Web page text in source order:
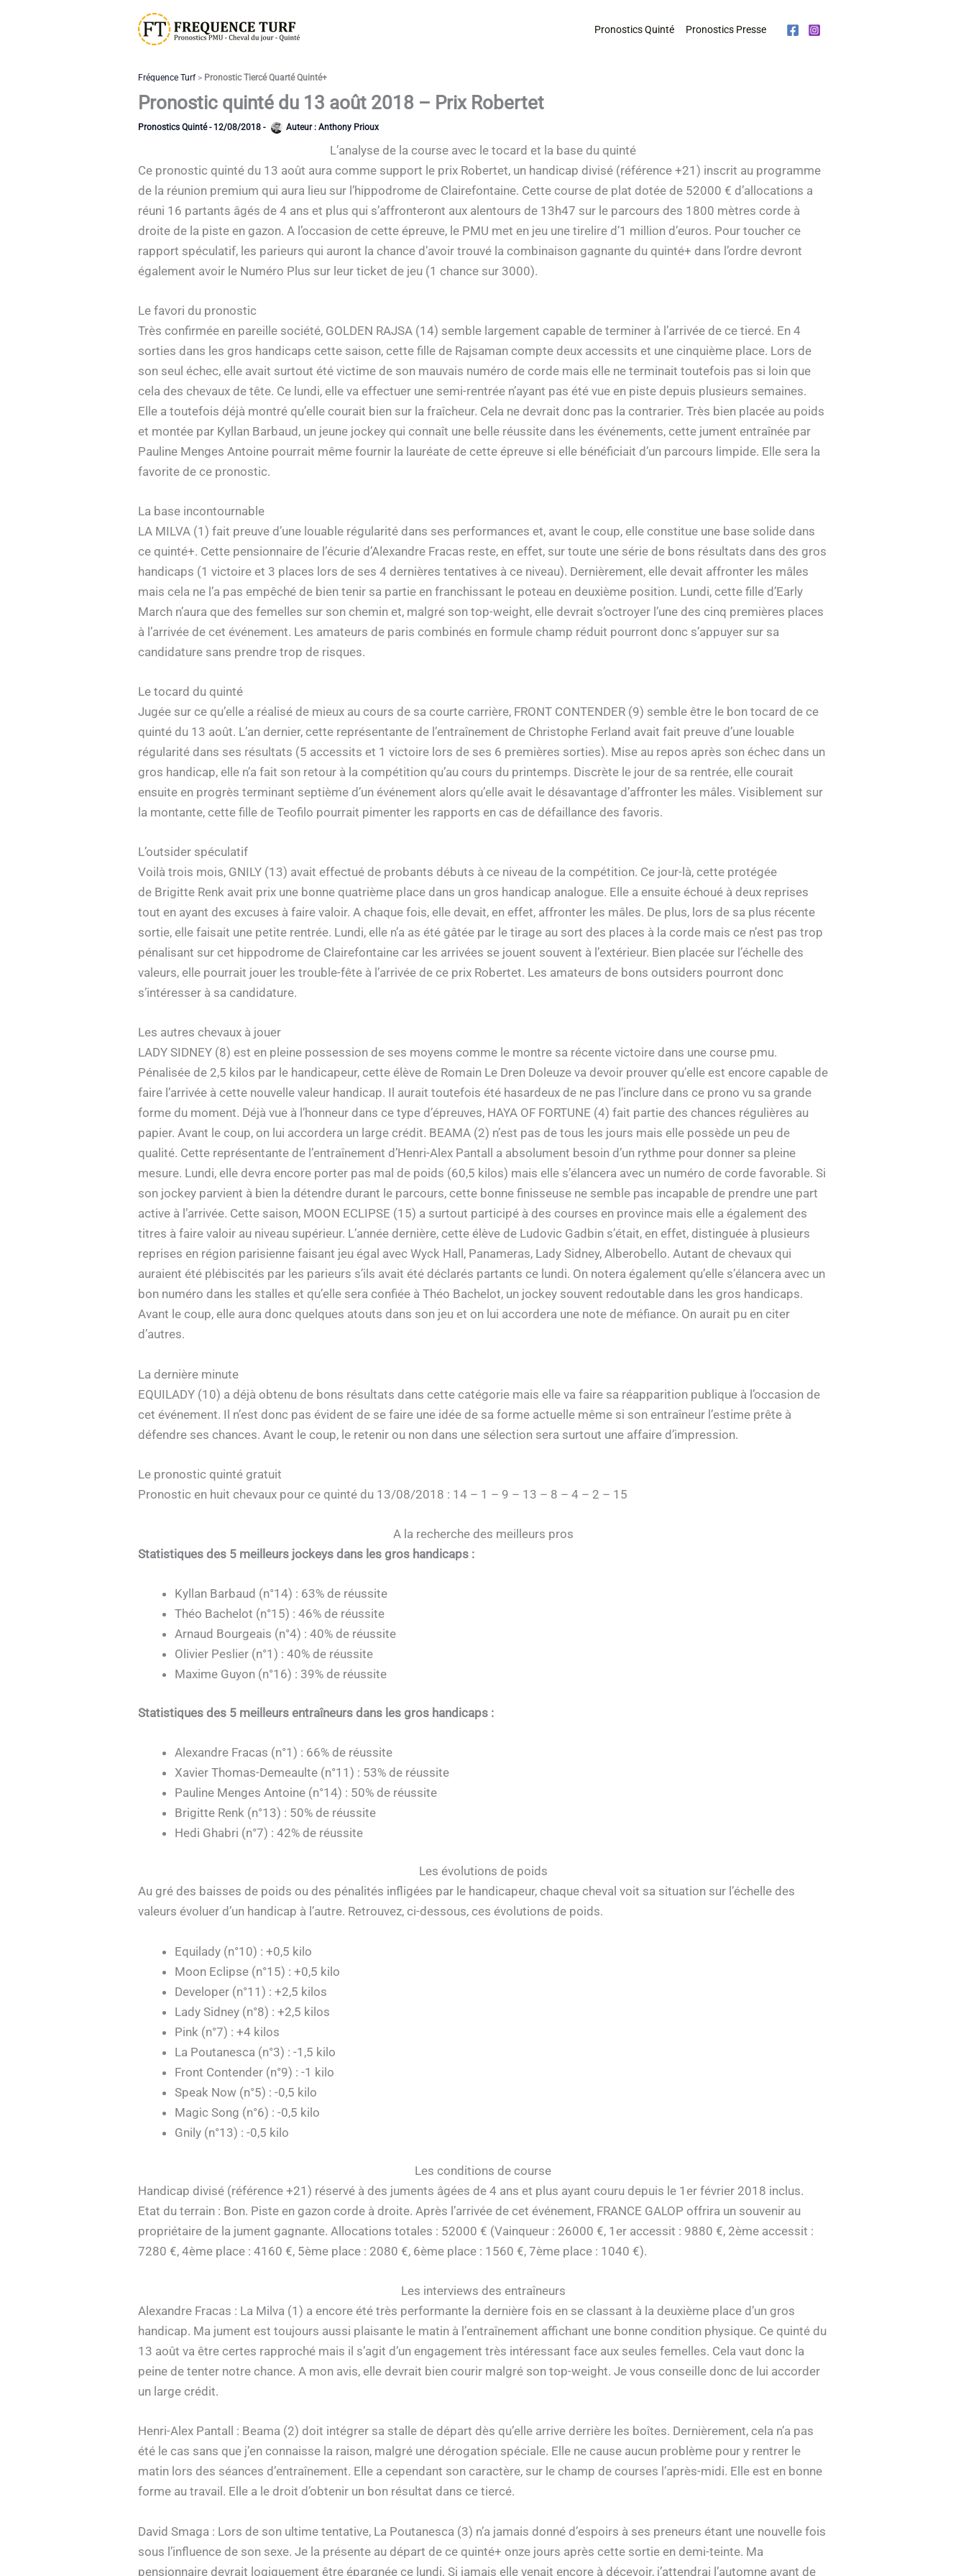
Pronostics Quinté Pronostics Presse
Fréquence Turf> Pronostic Tiercé Quarté Quinté+
Pronostic quinté du 13 août 2018 – Prix Robertet
Pronostics Quinté- 12/08/2018 - Auteur : Anthony Prioux
L’analyse de la course avec le tocard et la base du quinté
Ce pronostic quinté du 13 août aura comme support le prix Robertet, un handicap divisé (référence +21) inscrit au programme
de la réunion premium qui aura lieu sur l’hippodrome de Clairefontaine. Cette course de plat dotée de 52000 € d’allocations a
réuni 16 partants âgés de 4 ans et plus qui s’affronteront aux alentours de 13h47 sur le parcours des 1800 mètres corde à
droite de la piste en gazon. A l’occasion de cette épreuve, le PMU met en jeu une tirelire d’1 million d’euros. Pour toucher ce
rapport spéculatif, les parieurs qui auront la chance d’avoir trouvé la combinaison gagnante du quinté+ dans l’ordre devront
également avoir le Numéro Plus sur leur ticket de jeu (1 chance sur 3000).
Le favori du pronostic
Très confirmée en pareille société, GOLDEN RAJSA (14) semble largement capable de terminer à l’arrivée de ce tiercé. En 4
sorties dans les gros handicaps cette saison, cette fille de Rajsaman compte deux accessits et une cinquième place. Lors de
son seul échec, elle avait surtout été victime de son mauvais numéro de corde mais elle ne terminait toutefois pas si loin que
cela des chevaux de tête. Ce lundi, elle va effectuer une semi-rentrée n’ayant pas été vue en piste depuis plusieurs semaines.
Elle a toutefois déjà montré qu’elle courait bien sur la fraîcheur. Cela ne devrait donc pas la contrarier. Très bien placée au poids
et montée par Kyllan Barbaud, un jeune jockey qui connaît une belle réussite dans les événements, cette jument entraînée par
Pauline Menges Antoine pourrait même fournir la lauréate de cette épreuve si elle bénéficiait d’un parcours limpide. Elle sera la
favorite de ce pronostic.
La base incontournable
LA MILVA (1) fait preuve d’une louable régularité dans ses performances et, avant le coup, elle constitue une base solide dans
ce quinté+. Cette pensionnaire de l’écurie d’Alexandre Fracas reste, en effet, sur toute une série de bons résultats dans des gros
handicaps (1 victoire et 3 places lors de ses 4 dernières tentatives à ce niveau). Dernièrement, elle devait affronter les mâles
mais cela ne l’a pas empêché de bien tenir sa partie en franchissant le poteau en deuxième position. Lundi, cette fille d’Early
March n’aura que des femelles sur son chemin et, malgré son top-weight, elle devrait s’octroyer l’une des cinq premières places
à l’arrivée de cet événement. Les amateurs de paris combinés en formule champ réduit pourront donc s’appuyer sur sa
candidature sans prendre trop de risques.
Le tocard du quinté
Jugée sur ce qu’elle a réalisé de mieux au cours de sa courte carrière, FRONT CONTENDER (9) semble être le bon tocard de ce
quinté du 13 août. L’an dernier, cette représentante de l’entraînement de Christophe Ferland avait fait preuve d’une louable
régularité dans ses résultats (5 accessits et 1 victoire lors de ses 6 premières sorties). Mise au repos après son échec dans un
gros handicap, elle n’a fait son retour à la compétition qu’au cours du printemps. Discrète le jour de sa rentrée, elle courait
ensuite en progrès terminant septième d’un événement alors qu’elle avait le désavantage d’affronter les mâles. Visiblement sur
la montante, cette fille de Teofilo pourrait pimenter les rapports en cas de défaillance des favoris.
L’outsider spéculatif
Voilà trois mois, GNILY (13) avait effectué de probants débuts à ce niveau de la compétition. Ce jour-là, cette protégée
de Brigitte Renk avait prix une bonne quatrième place dans un gros handicap analogue. Elle a ensuite échoué à deux reprises
tout en ayant des excuses à faire valoir. A chaque fois, elle devait, en effet, affronter les mâles. De plus, lors de sa plus récente
sortie, elle faisait une petite rentrée. Lundi, elle n’a as été gâtée par le tirage au sort des places à la corde mais ce n’est pas trop
pénalisant sur cet hippodrome de Clairefontaine car les arrivées se jouent souvent à l’extérieur. Bien placée sur l’échelle des
valeurs, elle pourrait jouer les trouble-fête à l’arrivée de ce prix Robertet. Les amateurs de bons outsiders pourront donc
s’intéresser à sa candidature.
Les autres chevaux à jouer
LADY SIDNEY (8) est en pleine possession de ses moyens comme le montre sa récente victoire dans une course pmu.
Pénalisée de 2,5 kilos par le handicapeur, cette élève de Romain Le Dren Doleuze va devoir prouver qu’elle est encore capable de
faire l’arrivée à cette nouvelle valeur handicap. Il aurait toutefois été hasardeux de ne pas l’inclure dans ce prono vu sa grande
forme du moment. Déjà vue à l’honneur dans ce type d’épreuves, HAYA OF FORTUNE (4) fait partie des chances régulières au
papier. Avant le coup, on lui accordera un large crédit. BEAMA (2) n’est pas de tous les jours mais elle possède un peu de
qualité. Cette représentante de l’entraînement d’Henri-Alex Pantall a absolument besoin d’un rythme pour donner sa pleine
mesure. Lundi, elle devra encore porter pas mal de poids (60,5 kilos) mais elle s’élancera avec un numéro de corde favorable. Si
son jockey parvient à bien la détendre durant le parcours, cette bonne finisseuse ne semble pas incapable de prendre une part
active à l’arrivée. Cette saison, MOON ECLIPSE (15) a surtout participé à des courses en province mais elle a également des
titres à faire valoir au niveau supérieur. L’année dernière, cette élève de Ludovic Gadbin s’était, en effet, distinguée à plusieurs
reprises en région parisienne faisant jeu égal avec Wyck Hall, Panameras, Lady Sidney, Alberobello. Autant de chevaux qui
auraient été plébiscités par les parieurs s’ils avait été déclarés partants ce lundi. On notera également qu’elle s’élancera avec un
bon numéro dans les stalles et qu’elle sera confiée à Théo Bachelot, un jockey souvent redoutable dans les gros handicaps.
Avant le coup, elle aura donc quelques atouts dans son jeu et on lui accordera une note de méfiance. On aurait pu en citer
d’autres.
La dernière minute
EQUILADY (10) a déjà obtenu de bons résultats dans cette catégorie mais elle va faire sa réapparition publique à l’occasion de
cet événement. Il n’est donc pas évident de se faire une idée de sa forme actuelle même si son entraîneur l’estime prête à
défendre ses chances. Avant le coup, le retenir ou non dans une sélection sera surtout une affaire d’impression.
Le pronostic quinté gratuit
Pronostic en huit chevaux pour ce quinté du 13/08/2018 : 14 – 1 – 9 – 13 – 8 – 4 – 2 – 15
A la recherche des meilleurs pros
Statistiques des 5 meilleurs jockeys dans les gros handicaps :
Kyllan Barbaud (n°14) : 63% de réussite
Théo Bachelot (n°15) : 46% de réussite
Arnaud Bourgeais (n°4) : 40% de réussite
Olivier Peslier (n°1) : 40% de réussite
Maxime Guyon (n°16) : 39% de réussite
Statistiques des 5 meilleurs entraîneurs dans les gros handicaps :
Alexandre Fracas (n°1) : 66% de réussite
Xavier Thomas-Demeaulte (n°11) : 53% de réussite
Pauline Menges Antoine (n°14) : 50% de réussite
Brigitte Renk (n°13) : 50% de réussite
Hedi Ghabri (n°7) : 42% de réussite
Les évolutions de poids
Au gré des baisses de poids ou des pénalités infligées par le handicapeur, chaque cheval voit sa situation sur l’échelle des
valeurs évoluer d’un handicap à l’autre. Retrouvez, ci-dessous, ces évolutions de poids.
Equilady (n°10) : +0,5 kilo
Moon Eclipse (n°15) : +0,5 kilo
Developer (n°11) : +2,5 kilos
Lady Sidney (n°8) : +2,5 kilos
Pink (n°7) : +4 kilos
La Poutanesca (n°3) : -1,5 kilo
Front Contender (n°9) : -1 kilo
Speak Now (n°5) : -0,5 kilo
Magic Song (n°6) : -0,5 kilo
Gnily (n°13) : -0,5 kilo
Les conditions de course
Handicap divisé (référence +21) réservé à des juments âgées de 4 ans et plus ayant couru depuis le 1er février 2018 inclus.
Etat du terrain : Bon. Piste en gazon corde à droite. Après l’arrivée de cet événement, FRANCE GALOP offrira un souvenir au
propriétaire de la jument gagnante. Allocations totales : 52000 € (Vainqueur : 26000 €, 1er accessit : 9880 €, 2ème accessit :
7280 €, 4ème place : 4160 €, 5ème place : 2080 €, 6ème place : 1560 €, 7ème place : 1040 €).
Les interviews des entraîneurs
Alexandre Fracas : La Milva (1) a encore été très performante la dernière fois en se classant à la deuxième place d’un gros
handicap. Ma jument est toujours aussi plaisante le matin à l’entraînement affichant une bonne condition physique. Ce quinté du
13 août va être certes rapproché mais il s’agit d’un engagement très intéressant face aux seules femelles. Cela vaut donc la
peine de tenter notre chance. A mon avis, elle devrait bien courir malgré son top-weight. Je vous conseille donc de lui accorder
un large crédit.
Henri-Alex Pantall : Beama (2) doit intégrer sa stalle de départ dès qu’elle arrive derrière les boîtes. Dernièrement, cela n’a pas
été le cas sans que j’en connaisse la raison, malgré une dérogation spéciale. Elle ne cause aucun problème pour y rentrer le
matin lors des séances d’entraînement. Elle a cependant son caractère, sur le champ de courses l’après-midi. Elle est en bonne
forme au travail. Elle a le droit d’obtenir un bon résultat dans ce tiercé.
David Smaga : Lors de son ultime tentative, La Poutanesca (3) n’a jamais donné d’espoirs à ses preneurs étant une nouvelle fois
sous l’influence de son sexe. Je la présente au départ de ce quinté+ onze jours après cette sortie en demi-teinte. Ma
pensionnaire devrait logiquement être épargnée ce lundi. Si jamais elle venait encore à décevoir, j’attendrai l’automne avant de